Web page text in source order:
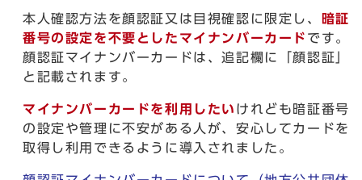
本人確認方法を顔認証又は目視確認に限定し、
暗証
番号の設定を不要としたマイナンバーカード です。
顔認証マイナンバーカードは、追記欄に「顔認証」
と記載されます。
マイナンバーカードを利用したい けれども暗証番号
の設定や管理に不安がある人が、安心してカードを
取得し利用できるように導入されました。